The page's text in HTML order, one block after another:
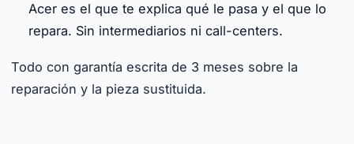
Acer es el que te explica qué le pasa y el que lo
repara. Sin intermediarios ni call-centers.
Todo con garantía escrita de 3 meses sobre la
reparación y la pieza sustituida.